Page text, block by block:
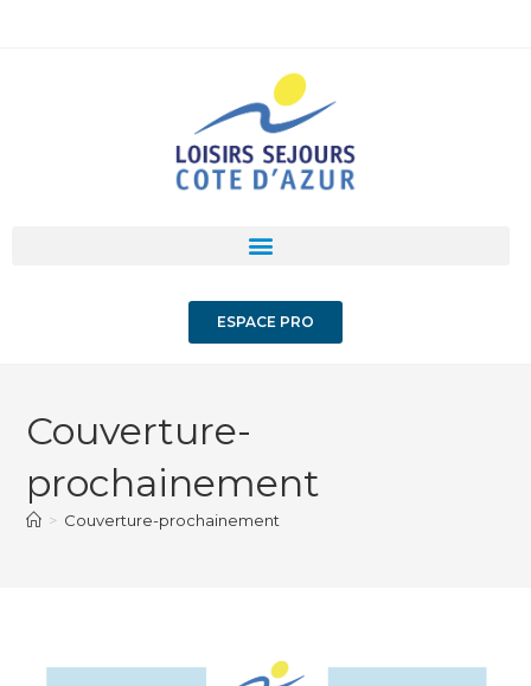
ESPACE PRO
Couverture-
prochainement
> Couverture-prochainement